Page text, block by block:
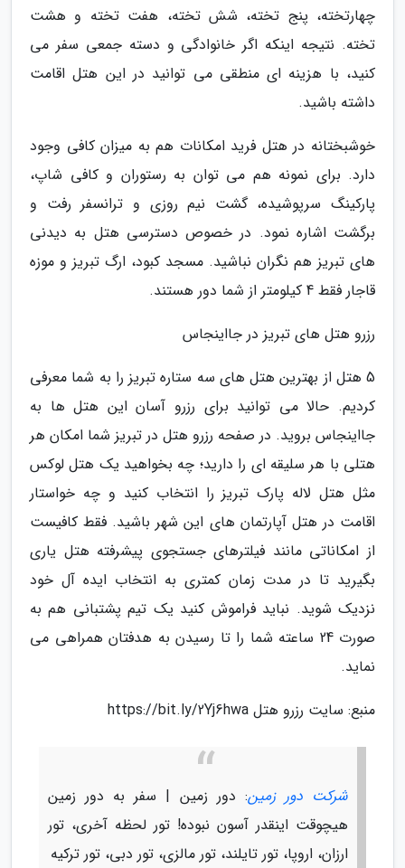
چهارتخته، پنج تخته، شش تخته، هفت تخته و هشت
تخته. نتیجه اینکه اگر خانوادگی و دسته جمعی سفر می
کنید، با هزینه ای منطقی می توانید در این هتل اقامت
داشته باشید.
خوشبختانه در هتل فرید امکانات هم به میزان کافی وجود
دارد. برای نمونه هم می توان به رستوران و کافی شاپ،
پارکینگ سرپوشیده، گشت نیم روزی و ترانسفر رفت و
برگشت اشاره نمود. در خصوص دسترسی هتل به دیدنی
های تبریز هم نگران نباشید. مسجد کبود، ارگ تبریز و موزه
قاجار فقط 4 کیلومتر از شما دور هستند.
رزرو هتل های تبریز در جااینجاس
5 هتل از بهترین هتل های سه ستاره تبریز را به شما معرفی
کردیم. حالا می توانید برای رزرو آسان این هتل ها به
جااینجاس بروید. در صفحه رزرو هتل در تبریز شما امکان هر
هتلی با هر سلیقه ای را دارید؛ چه بخواهید یک هتل لوکس
مثل هتل لاله پارک تبریز را انتخاب کنید و چه خواستار
اقامت در هتل آپارتمان های این شهر باشید. فقط کافیست
از امکاناتی مانند فیلترهای جستجوی پیشرفته هتل یاری
بگیرید تا در مدت زمان کمتری به انتخاب ایده آل خود
نزدیک شوید. نباید فراموش کنید یک تیم پشتبانی هم به
صورت 24 ساعته شما را تا رسیدن به هدفتان همراهی می
نماید.
منبع: سایت رزرو هتل https://bit.ly/2Yj6hwa
شرکت دور زمین: دور زمین | سفر به دور زمین
هیچوقت اینقدر آسون نبوده! تور لحظه آخری، تور
ارزان، اروپا، تور تایلند، تور مالزی، تور دبی، تور ترکیه